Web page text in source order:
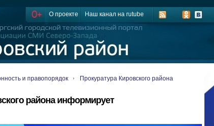
О проекте Наш канал на rutube
и правопорядок
Прокуратура Кировского района
района информирует